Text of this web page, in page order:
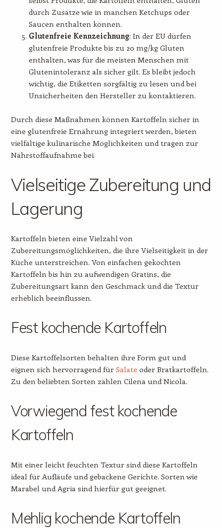
durch Zusätze wie in manchen Ketchups oder
Saucen enthalten können.
Glutenfreie Kennzeichnung: In der EU dürfen
glutenfreie Produkte bis zu 20 mg/kg Gluten
enthalten, was für die meisten Menschen mit
Glutenintoleranz als sicher gilt. Es bleibt jedoch
wichtig, die Etiketten sorgfältig zu lesen und bei
Unsicherheiten den Hersteller zu kontaktieren.
Durch diese Maßnahmen können Kartoffeln sicher in
eine glutenfreie Ernährung integriert werden, bieten
vielfältige kulinarische Möglichkeiten und tragen zur
Nährstoffaufnahme bei.
Vielseitige Zubereitung und
Lagerung
Kartoffeln bieten eine Vielzahl von
Zubereitungsmöglichkeiten, die ihre Vielseitigkeit in der
Küche unterstreichen. Von einfachen gekochten
Kartoffeln bis hin zu aufwendigen Gratins, die
Zubereitungsart kann den Geschmack und die Textur
erheblich beeinflussen.
Fest kochende Kartoffeln
Diese Kartoffelsorten behalten ihre Form gut und
eignen sich hervorragend für Salate oder Bratkartoffeln.
Zu den beliebten Sorten zählen Cilena und Nicola.
Vorwiegend fest kochende
Kartoffeln
Mit einer leicht feuchten Textur sind diese Kartoffeln
ideal für Aufläufe und gebackene Gerichte. Sorten wie
Marabel und Agria sind hierfür gut geeignet.
Mehlig kochende Kartoffeln